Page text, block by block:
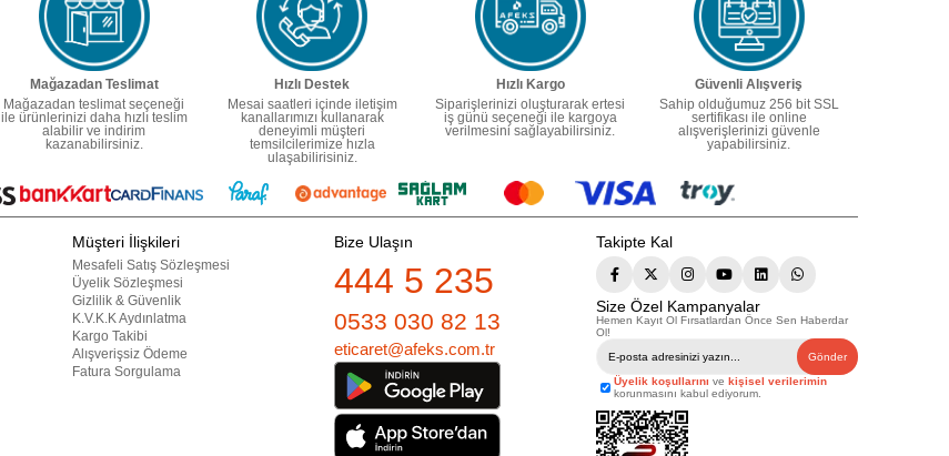
Mağazadan Teslimat
Mağazadan teslimat seçeneği
ile ürünlerinizi daha hızlı teslim
alabilir ve indirim
kazanabilirsiniz.
Hızlı Destek
Mesai saatleri içinde iletişim
kanallarımızı kullanarak
deneyimli müşteri
temsilcilerimize hızla
ulaşabilirisiniz.
Hızlı Kargo
Siparişlerinizi oluşturarak ertesi
iş günü seçeneği ile kargoya
verilmesini sağlayabilirsiniz.
Güvenli Alışveriş
Sahip olduğumuz 256 bit SSL
sertifikası ile online
alışverişlerinizi güvenle
yapabilirsiniz.
Müşteri İlişkileri
Mesafeli Satış Sözleşmesi
Üyelik Sözleşmesi
Gizlilik & Güvenlik
K.V.K.K Aydınlatma
Kargo Takibi
Alışverişsiz Ödeme
Fatura Sorgulama
Bize Ulaşın
444 5 235
0533 030 82 13
eticaret@afeks.com.tr
Takipte Kal
Size Özel Kampanyalar
Hemen Kayıt Ol Fırsatlardan Önce Sen Haberdar
Ol!
Gönder
Üyelik koşullarını ve kişisel verilerimin
korunmasını kabul ediyorum.